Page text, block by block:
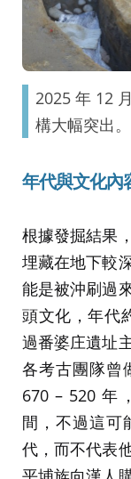
2025 年 12
構大幅突出
年代與文化內
根據發掘結果
埋藏在地下較
能是被沖刷過
頭文化，年代
過番婆庄遺址
各考古團隊曾
670 – 520 年
間，不過這可
代，而不代表